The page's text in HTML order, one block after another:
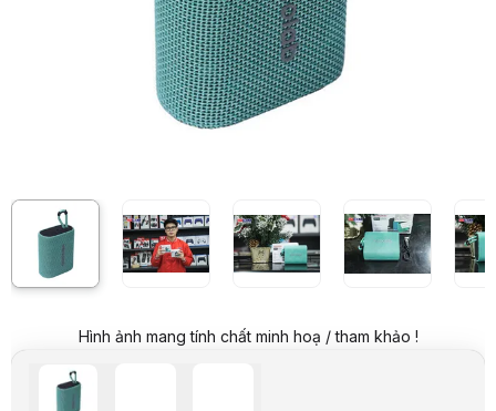
Trả góp qua thẻ VISA (12 tháng):24.084 VND / tháng
SPMI0100
MICROLAB
Còn hàng
Chuẩn kết nối: Bluetooth 5.1
Thiết kế nhỏ gọn
Công suất đầu ra: 5W
Chống nước IPX4
Dung lượng pin: 1300mAh
Hãng sản xuất
Microlab
Chủng loại
Loa Bluetooth
Công suất
Hình ảnh mang tính chất minh hoạ / tham khảo !